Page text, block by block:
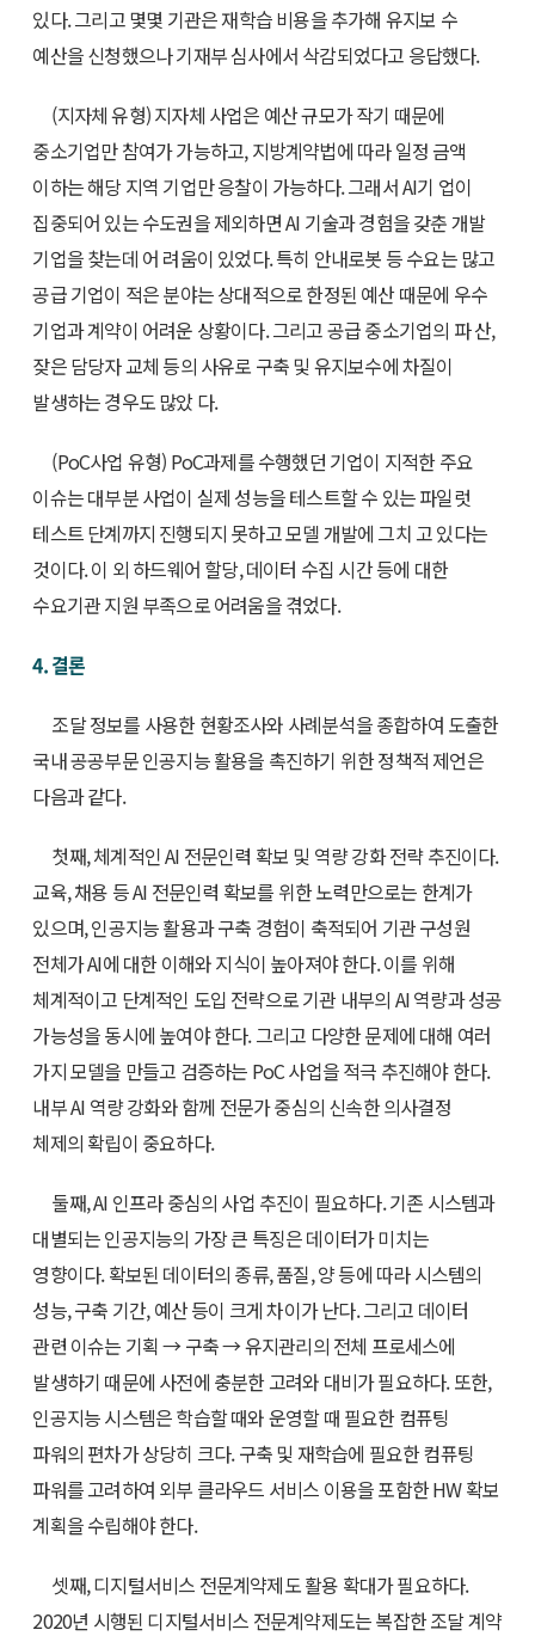
있다. 그리고 몇몇 기관은 재학습 비용을 추가해 유지보 수
예산을 신청했으나 기재부 심사에서 삭감되었다고 응답했다.
(지자체 유형) 지자체 사업은 예산 규모가 작기 때문에
중소기업만 참여가 가능하고, 지방계약법에 따라 일정 금액
이하는 해당 지역 기업만 응찰이 가능하다. 그래서 AI기 업이
집중되어 있는 수도권을 제외하면 AI 기술과 경험을 갖춘 개발
기업을 찾는데 어 려움이 있었다. 특히 안내로봇 등 수요는 많고
공급 기업이 적은 분야는 상대적으로 한정된 예산 때문에 우수
기업과 계약이 어려운 상황이다. 그리고 공급 중소기업의 파 산,
잦은 담당자 교체 등의 사유로 구축 및 유지보수에 차질이
발생하는 경우도 많았 다.
(PoC사업 유형) PoC과제를 수행했던 기업이 지적한 주요
이슈는 대부분 사업이 실제 성능을 테스트할 수 있는 파일럿
테스트 단계까지 진행되지 못하고 모델 개발에 그치 고 있다는
것이다. 이 외 하드웨어 할당, 데이터 수집 시간 등에 대한
수요기관 지원 부족으로 어려움을 겪었다.
4. 결론
조달 정보를 사용한 현황조사와 사례분석을 종합하여 도출한
국내 공공부문 인공지능 활용을 촉진하기 위한 정책적 제언은
다음과 같다.
첫째, 체계적인 AI 전문인력 확보 및 역량 강화 전략 추진이다.
교육, 채용 등 AI 전문인력 확보를 위한 노력만으로는 한계가
있으며, 인공지능 활용과 구축 경험이 축적되어 기관 구성원
전체가 AI에 대한 이해와 지식이 높아져야 한다. 이를 위해
체계적이고 단계적인 도입 전략으로 기관 내부의 AI 역량과 성공
가능성을 동시에 높여야 한다. 그리고 다양한 문제에 대해 여러
가지 모델을 만들고 검증하는 PoC 사업을 적극 추진해야 한다.
내부 AI 역량 강화와 함께 전문가 중심의 신속한 의사결정
체제의 확립이 중요하다.
둘째, AI 인프라 중심의 사업 추진이 필요하다. 기존 시스템과
대별되는 인공지능의 가장 큰 특징은 데이터가 미치는
영향이다. 확보된 데이터의 종류, 품질, 양 등에 따라 시스템의
성능, 구축 기간, 예산 등이 크게 차이가 난다. 그리고 데이터
관련 이슈는 기획 → 구축 → 유지관리의 전체 프로세스에
발생하기 때문에 사전에 충분한 고려와 대비가 필요하다. 또한,
인공지능 시스템은 학습할 때와 운영할 때 필요한 컴퓨팅
파워의 편차가 상당히 크다. 구축 및 재학습에 필요한 컴퓨팅
파워를 고려하여 외부 클라우드 서비스 이용을 포함한 HW 확보
계획을 수립해야 한다.
셋째, 디지털서비스 전문계약제도 활용 확대가 필요하다.
2020년 시행된 디지털서비스 전문계약제도는 복잡한 조달 계약